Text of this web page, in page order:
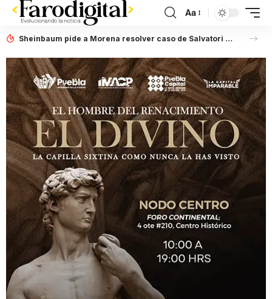
Aa
Sheinbaum pide a Morena resolver caso de Salvatori y Palomares